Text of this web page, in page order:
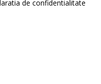
de confidentialitate